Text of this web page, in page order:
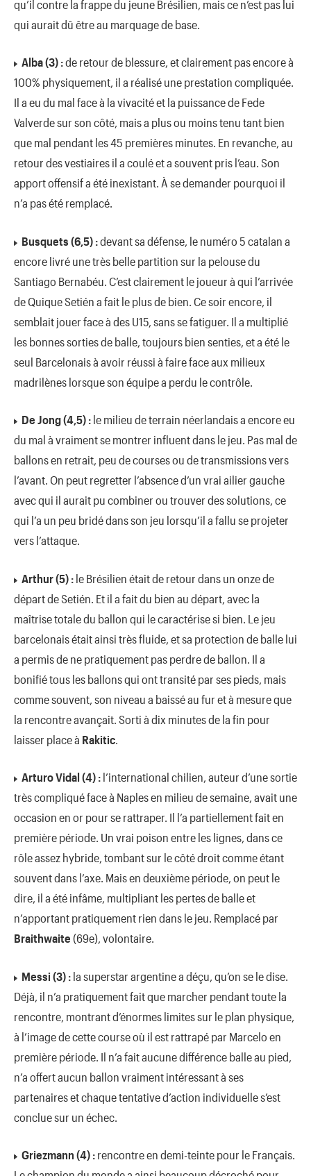
qu’il contre la frappe du jeune Brésilien, mais ce n’est pas lui
qui aurait dû être au marquage de base.
Alba (3) :de retour de blessure, et clairement pas encore à
100% physiquement, il a réalisé une prestation compliquée.
Il a eu du mal face à la vivacité et la puissance de Fede
Valverde sur son côté, mais a plus ou moins tenu tant bien
que mal pendant les 45 premières minutes. En revanche, au
retour des vestiaires il a coulé et a souvent pris l’eau. Son
apport offensif a été inexistant. À se demander pourquoi il
n’a pas été remplacé.
Busquets (6,5) :devant sa défense, le numéro 5 catalan a
encore livré une très belle partition sur la pelouse du
Santiago Bernabéu. C’est clairement le joueur à qui l’arrivée
de Quique Setién a fait le plus de bien. Ce soir encore, il
semblait jouer face à des U15, sans se fatiguer. Il a multiplié
les bonnes sorties de balle, toujours bien senties, et a été le
seul Barcelonais à avoir réussi à faire face aux milieux
madrilènes lorsque son équipe a perdu le contrôle.
De Jong (4,5) : le milieu de terrain néerlandais a encore eu
du mal à vraiment se montrer influent dans le jeu. Pas mal de
ballons en retrait, peu de courses ou de transmissions vers
l’avant. On peut regretter l’absence d’un vrai ailier gauche
avec qui il aurait pu combiner ou trouver des solutions, ce
qui l’a un peu bridé dans son jeu lorsqu’il a fallu se projeter
vers l’attaque.
Arthur (5) : le Brésilien était de retour dans un onze de
départ de Setién. Et il a fait du bien au départ, avec la
maîtrise totale du ballon qui le caractérise si bien. Le jeu
barcelonais était ainsi très fluide, et sa protection de balle lui
a permis de ne pratiquement pas perdre de ballon. Il a
bonifié tous les ballons qui ont transité par ses pieds, mais
comme souvent, son niveau a baissé au fur et à mesure que
la rencontre avançait. Sorti à dix minutes de la fin pour
laisser place à Rakitic
Arturo Vidal (4) : l’international chilien, auteur d’une sortie
très compliqué face à Naples en milieu de semaine, avait une
occasion en or pour se rattraper. Il l’a partiellement fait en
première période. Un vrai poison entre les lignes, dans ce
rôle assez hybride, tombant sur le côté droit comme étant
souvent dans l’axe. Mais en deuxième période, on peut le
dire, il a été infâme, multipliant les pertes de balle et
n’apportant pratiquement rien dans le jeu. Remplacé par
Braithwaite (69e), volontaire.
Messi (3) : la superstar argentine a déçu, qu’on se le dise.
Déjà, il n’a pratiquement fait que marcher pendant toute la
rencontre, montrant d’énormes limites sur le plan physique,
à l’image de cette course où il est rattrapé par Marcelo en
première période. Il n’a fait aucune différence balle au pied,
n’a offert aucun ballon vraiment intéressant à ses
partenaires et chaque tentative d’action individuelle s’est
conclue sur un échec.
Griezmann (4) : rencontre en demi-teinte pour le Français.